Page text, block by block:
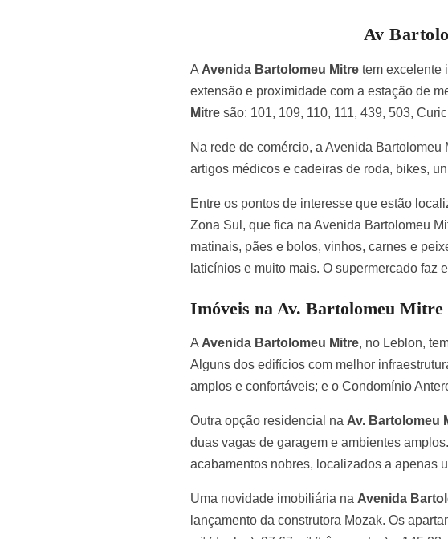
Av
A Avenida Bartolomeu Mitre tem excelente
extensão e proximidade com a estação de
Mitre são: 101, 109, 110, 111, 439, 503,
Na rede de comércio, a Avenida
artigos médicos e cadeiras de roda, bikes,
Entre os pontos de interesse que estão
Zona Sul, que fica na Avenida Bartolomeu
matinais, pães e bolos, vinhos, carnes e
laticínios e muito mais. O supermercado faz
Imóveis na Av. Bartolomeu Mitre
A Avenida Bartolomeu Mitre, no Leblon,
Alguns dos edifícios com melhor
amplos e confortáveis; e o Condomínio
Outra opção residencial na Av. Bartolomeu
duas vagas de garagem e ambientes
acabamentos nobres, localizados a apenas
Uma novidade imobiliária na Avenida
lançamento da construtora Mozak. Os